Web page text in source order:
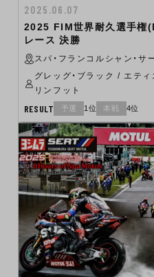
2025.06.07
2025 FIM世界耐久選手権
レース 決勝
スパ・フランコルシャン・サ
グレッグ・ブラック / エティ
リンフット
RESULT 予選 1位 本戦 4位